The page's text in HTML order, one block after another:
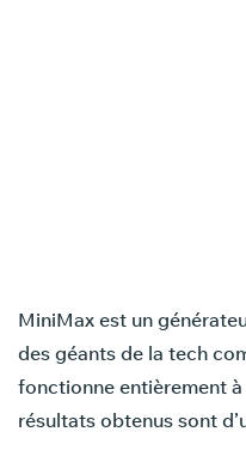
MiniMax est un
des géants de la tech
fonctionne entièrement à
résultats obtenus sont